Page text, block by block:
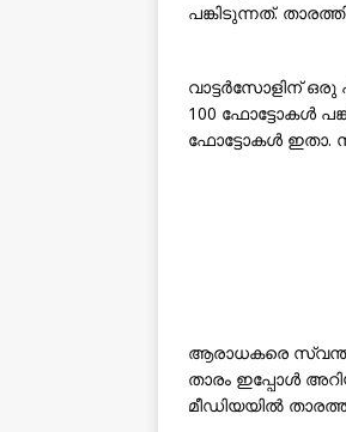
പങ്കിടുന്നത്.
വാട്ടർസോളിന്
100 ഫോട്ടോകൾ
ഫോട്ടോകൾ ഇതാ.
ആരാധകരെ
താരം ഇപ്പോൾ
മീഡിയയിൽ